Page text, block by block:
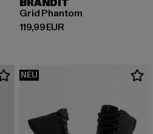
BRANDIT
Grid Phantom
119,99 EUR
Derzeitiger Preis: 119,99 EUR
NEU